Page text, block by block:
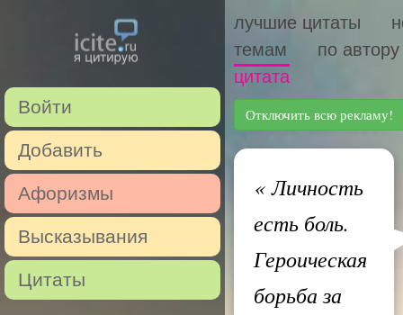
Войти
Добавить
Афоризмы
Высказывания
Цитаты
лучшие цитаты
темам
по автору
цитата
Отключить всю рекламу!
«Личность
есть боль.
Героическая
борьба за